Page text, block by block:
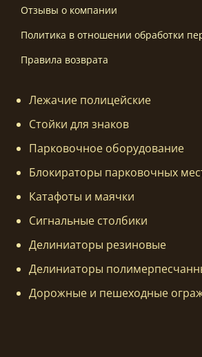
Отзывы о компании
Политика в отношении обработки
Правила возврата
Лежачие полицейские
Стойки для знаков
Парковочное оборудование
Блокираторы парковочных
Катафоты и маячки
Сигнальные столбики
Делиниаторы резиновые
Делиниаторы
Дорожные и пешеходные